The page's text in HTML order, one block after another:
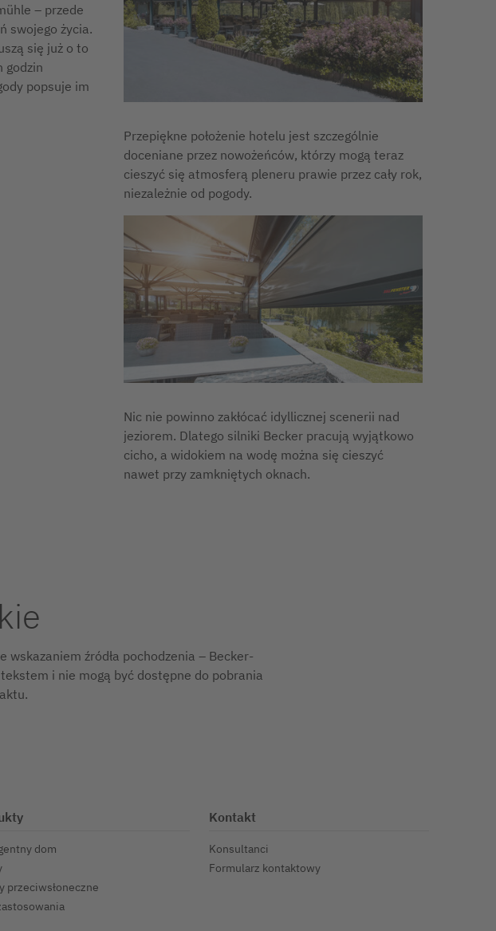
– przede
swojego życia.
się już o to
godzin
popsuje im
Przepiękne położenie hotelu jest szczególnie
doceniane przez nowożeńców, którzy mogą teraz
cieszyć się atmosferą pleneru prawie przez cały rok,
niezależnie od pogody.
Nic nie powinno zakłócać idyllicznej scenerii nad
jeziorem. Dlatego silniki Becker pracują wyjątkowo
cicho, a widokiem na wodę można się cieszyć
nawet przy zamkniętych oknach.
źródła pochodzenia – Becker-
i nie mogą być dostępne do pobrania
dom
przeciwsłoneczne
Kontakt
Konsultanci
Formularz kontaktowy